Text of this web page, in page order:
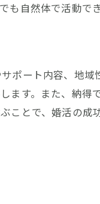
自然体で活動でき
ポート内容、地域
ます。また、納得
ことで、婚活の成